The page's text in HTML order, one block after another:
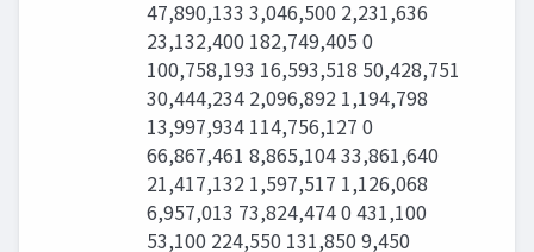
47,890,133 3,046,500 2,231,636
23,132,400 182,749,405 0
100,758,193 16,593,518 50,428,751
30,444,234 2,096,892 1,194,798
13,997,934 114,756,127 0
66,867,461 8,865,104 33,861,640
21,417,132 1,597,517 1,126,068
6,957,013 73,824,474 0 431,100
53,100 224,550 131,850 9,450